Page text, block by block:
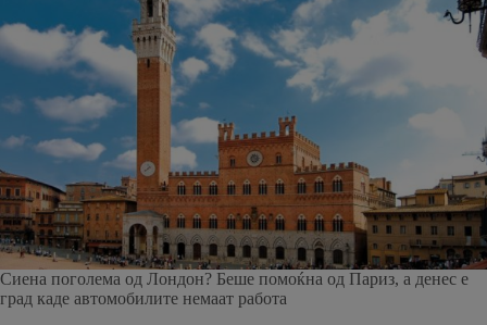
Сиена поголема од Лондон? Беше помоќна од Париз, а денес е
град каде автомобилите немаат работа